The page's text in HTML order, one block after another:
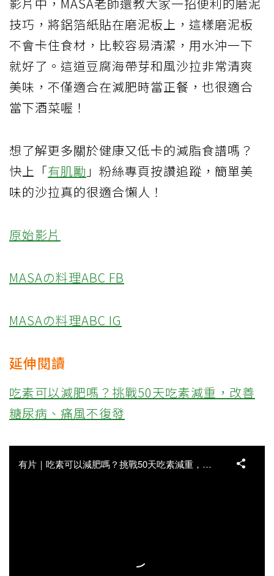
技巧，將鋁箔紙貼在磨泥板上，這樣磨泥板
不會卡住食材，比較容易清潔，用水沖一下
就好了。這道豆腐海帶芽和風沙拉非常清爽
美味，不僅適合在減肥時當正餐，也很適合
當下酒菜喔！
想了解更多關於健康又低卡的減脂食譜嗎？
快上「有肌勵 」粉絲專頁按讚追蹤，簡單美
味的沙拉真的很適合懶人！
原始影片
MASAの料理ABC FB
MASAの料理ABC IG
延伸閱讀
吃素可以減肥嗎？挑戰50天吃素減重，改善
糖尿病、痛風不復發